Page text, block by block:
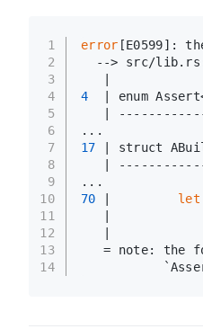
1
2
3
4
5
6
7
8
9
10
11
12
13
14
error [E0599]:
--> src/
4
| enum
|
...
17 | struct
|
...
70
let
= note: the